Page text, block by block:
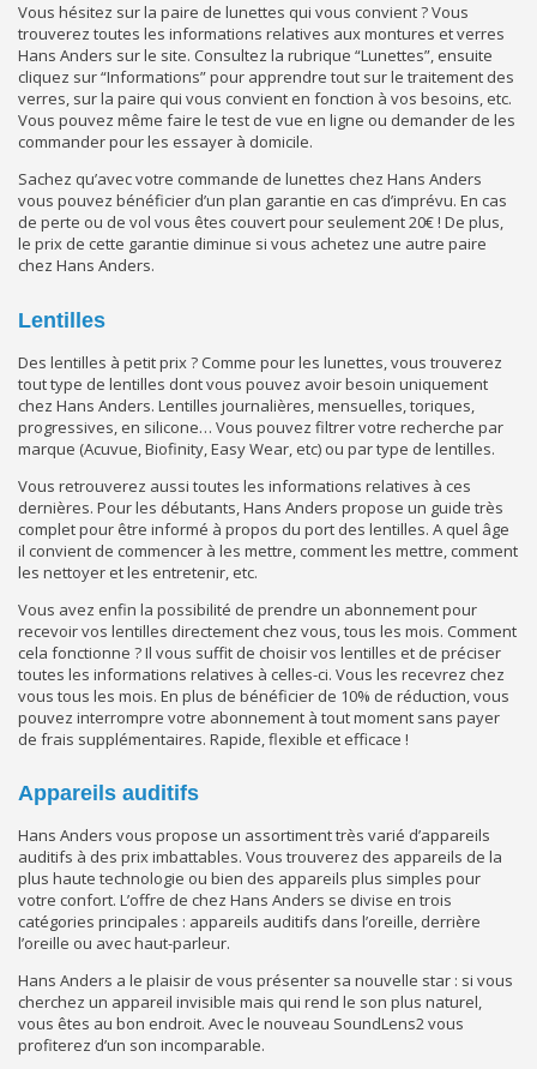
Vous hésitez sur la paire de lunettes qui vous convient ? Vous
trouverez toutes les informations relatives aux montures et verres
Hans Anders sur le site. Consultez la rubrique “Lunettes”, ensuite
cliquez sur “Informations” pour apprendre tout sur le traitement des
verres, sur la paire qui vous convient en fonction à vos besoins, etc.
Vous pouvez même faire le test de vue en ligne ou demander de les
commander pour les essayer à domicile.
Sachez qu’avec votre commande de lunettes chez Hans Anders
vous pouvez bénéficier d’un plan garantie en cas d’imprévu. En cas
de perte ou de vol vous êtes couvert pour seulement 20€ ! De plus,
le prix de cette garantie diminue si vous achetez une autre paire
chez Hans Anders.
Lentilles
Des lentilles à petit prix ? Comme pour les lunettes, vous trouverez
tout type de lentilles dont vous pouvez avoir besoin uniquement
chez Hans Anders. Lentilles journalières, mensuelles, toriques,
progressives, en silicone… Vous pouvez filtrer votre recherche par
marque (Acuvue, Biofinity, Easy Wear, etc) ou par type de lentilles.
Vous retrouverez aussi toutes les informations relatives à ces
dernières. Pour les débutants, Hans Anders propose un guide très
complet pour être informé à propos du port des lentilles. A quel âge
il convient de commencer à les mettre, comment les mettre, comment
les nettoyer et les entretenir, etc.
Vous avez enfin la possibilité de prendre un abonnement pour
recevoir vos lentilles directement chez vous, tous les mois. Comment
cela fonctionne ? Il vous suffit de choisir vos lentilles et de préciser
toutes les informations relatives à celles-ci. Vous les recevrez chez
vous tous les mois. En plus de bénéficier de 10% de réduction, vous
pouvez interrompre votre abonnement à tout moment sans payer
de frais supplémentaires. Rapide, flexible et efficace !
Appareils auditifs
Hans Anders vous propose un assortiment très varié d’appareils
auditifs à des prix imbattables. Vous trouverez des appareils de la
plus haute technologie ou bien des appareils plus simples pour
votre confort. L’offre de chez Hans Anders se divise en trois
catégories principales : appareils auditifs dans l’oreille, derrière
l’oreille ou avec haut-parleur.
Hans Anders a le plaisir de vous présenter sa nouvelle star : si vous
cherchez un appareil invisible mais qui rend le son plus naturel,
vous êtes au bon endroit. Avec le nouveau SoundLens2 vous
profiterez d’un son incomparable.